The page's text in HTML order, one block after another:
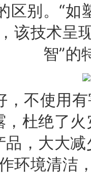
区别。“
该技术呈
智”的
，不使用
杜绝了
品，大大
环境清洁